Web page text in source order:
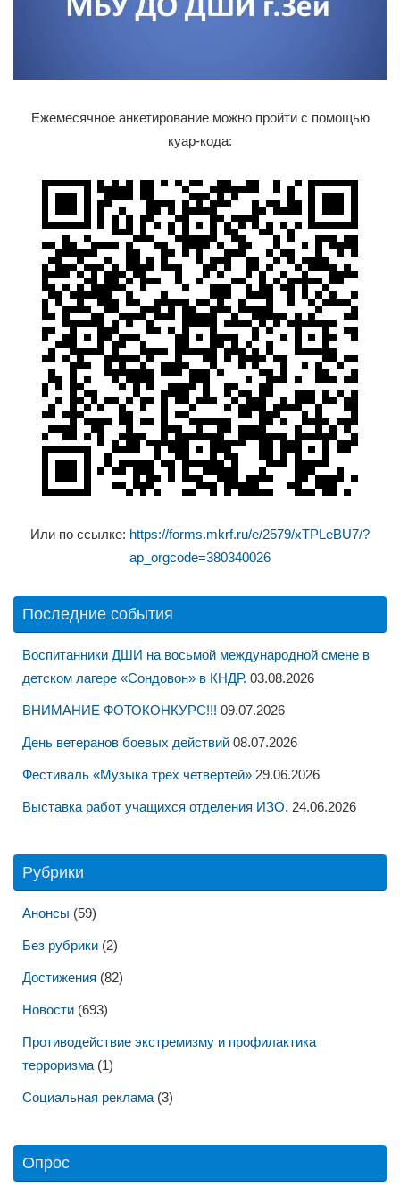
Ежемесячное анкетирование можно пройти с помощью
куар-кода:
Или по ссылке: https://forms.mkrf.ru/e/2579/xTPLeBU7/?
ap_orgcode=380340026
Последние события
Воспитанники ДШИ на восьмой международной смене в
детском лагере «Сондовон» в КНДР. 03.08.2026
ВНИМАНИЕ ФОТОКОНКУРС!!! 09.07.2026
День ветеранов боевых действий 08.07.2026
Фестиваль «Музыка трех четвертей» 29.06.2026
Выставка работ учащихся отделения ИЗО. 24.06.2026
Рубрики
Анонсы (59)
Без рубрики (2)
Достижения (82)
Новости (693)
Противодействие экстремизму и профилактика
терроризма (1)
Социальная реклама (3)
Опрос